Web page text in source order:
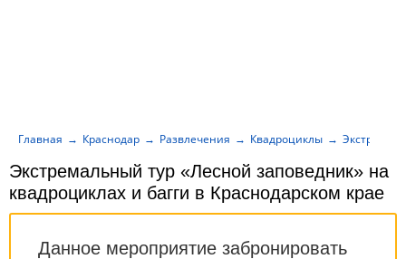
Данное мероприятие забронировать
Экстремальный тур «Лесной заповедник» на
квадроциклах и багги в Краснодарском крае
Главная Краснодар Развлечения Квадроциклы